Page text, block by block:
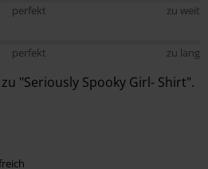
perfekt
zu weit
perfekt zu lang
"Seriously Spooky Girl- Shirt".